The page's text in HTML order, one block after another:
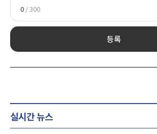
0 / 300
등록
실시간 뉴스